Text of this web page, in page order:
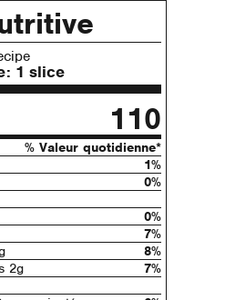
1 slice
110
% Valeur quotidienne*
1%
0%
0%
7%
8%
2g
7%